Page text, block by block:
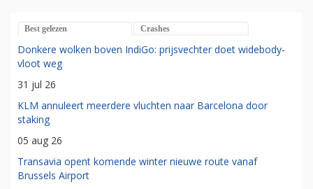
Best gelezen Crashes
Donkere wolken boven IndiGo: prijsvechter doet widebody-
vloot weg
31 jul 26
KLM annuleert meerdere vluchten naar Barcelona door
staking
05 aug 26
Transavia opent komende winter nieuwe route vanaf
Brussels Airport